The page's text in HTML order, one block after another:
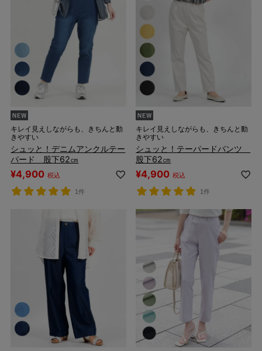
キレイ見えしながらも、きちんと動
きやすい
シュッと！デニムアンクルテー
パード 股下62㎝
¥4,900 税込
1件
キレイ見えしながらも、きちんと動
きやすい
シュッと！テーパードパンツ
股下62㎝
¥4,900 税込
1件